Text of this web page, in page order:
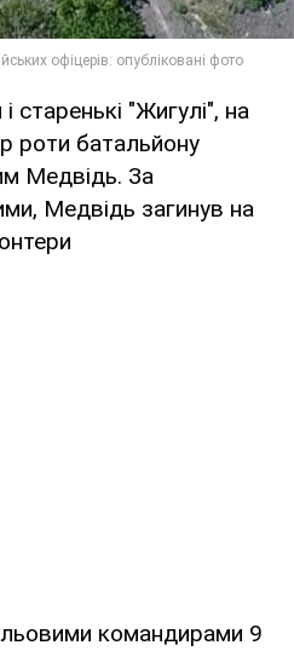
старенькі "Жигулі", на
роти батальйону
Медвідь. За
Медвідь загинув на
командирами 9